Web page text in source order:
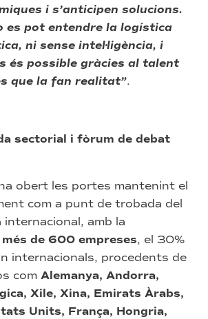
i s’anticipen solucions.
es pot entendre la logística
ni sense intel·ligència, i
és possible gràcies al talent
que la fan realitat”.
sectorial i fòrum de debat
obert les portes mantenint el
com a punt de trobada del
internacional, amb la
més de 600 empreses, el 30%
internacionals, procedents de
com Alemanya, Andorra,
Xile, Xina, Emirats Àrabs,
Units, França, Hongria,